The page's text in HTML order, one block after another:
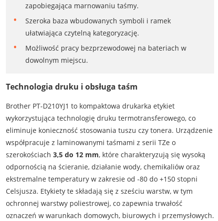
zapobiegająca marnowaniu taśmy.
Szeroka baza wbudowanych symboli i ramek
ułatwiająca czytelną kategoryzację.
Możliwość pracy bezprzewodowej na bateriach w
dowolnym miejscu.
Technologia druku i obsługa taśm
Brother PT-D210YJ1 to kompaktowa drukarka etykiet
wykorzystująca technologię druku termotransferowego, co
eliminuje konieczność stosowania tuszu czy tonera. Urządzenie
współpracuje z laminowanymi taśmami z serii TZe o
szerokościach 3,5 do 12 mm, które charakteryzują się wysoką
odpornością na ścieranie, działanie wody, chemikaliów oraz
ekstremalne temperatury w zakresie od -80 do +150 stopni
Celsjusza. Etykiety te składają się z sześciu warstw, w tym
ochronnej warstwy poliestrowej, co zapewnia trwałość
oznaczeń w warunkach domowych, biurowych i przemysłowych.